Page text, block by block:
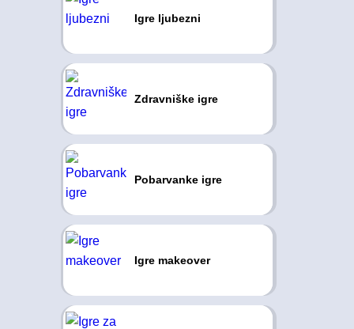
Igre ljubezni
Zdravniške igre
Pobarvanke igre
Igre makeover